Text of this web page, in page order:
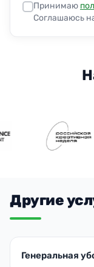
Принимаю
Соглашаюсь
Другие
Генеральная